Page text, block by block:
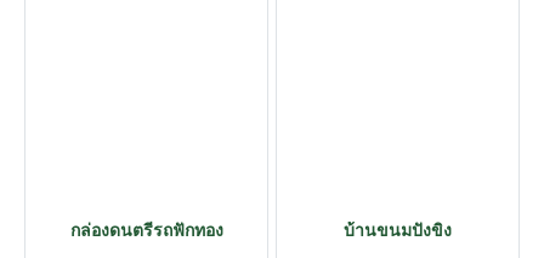
กล่องดนตรีรถฟักทอง บ้านขนมปังขิง